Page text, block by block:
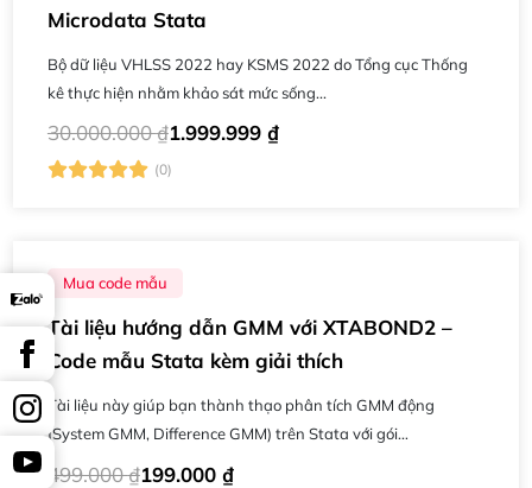
Microdata Stata
Bộ dữ liệu VHLSS 2022 hay KSMS 2022 do Tổng cục Thống
kê thực hiện nhằm khảo sát mức sống...
1.999.999 ₫
30.000.000₫
(0)
Mua code mẫu
Tài liệu hướng dẫn GMM với XTABOND2 –
Code mẫu Stata kèm giải thích
Tài liệu này giúp bạn thành thạo phân tích GMM động
(System GMM, Difference GMM) trên Stata với gói
199.000 ₫
499.000₫